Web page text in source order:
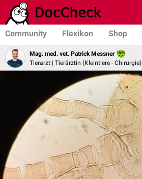
Community Flexikon Shop
Mag. med. vet. Patrick Messner
Tierarzt | Tierärztin (Kleintiere - Chirurgie)